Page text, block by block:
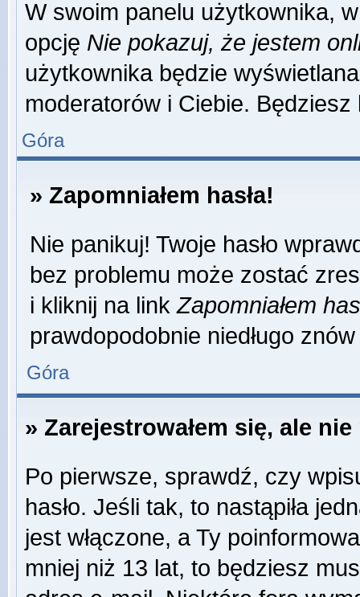
W swoim panelu użytkownika,
opcję Nie pokazuj, że jestem
użytkownika będzie
moderatorów i Ciebie.
Góra
» Zapomniałem hasła!
Nie panikuj! Twoje hasło
bez problemu może zostać
i kliknij na linkZapomniałem
prawdopodobnie niedługo
Góra
» Zarejestrowałem się, ale
Po pierwsze, sprawdź, czy
hasło. Jeśli tak, to nastąpiła
jest włączone, a Ty
mniej niż 13 lat, to będziesz